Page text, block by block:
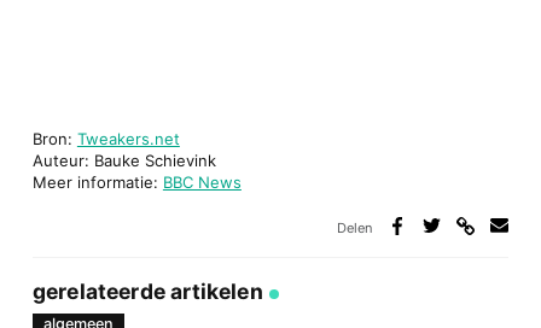
Bron: Tweakers.net
Auteur: Bauke Schievink
Meer informatie: BBC News
Delen
gerelateerde artikelen
algemeen